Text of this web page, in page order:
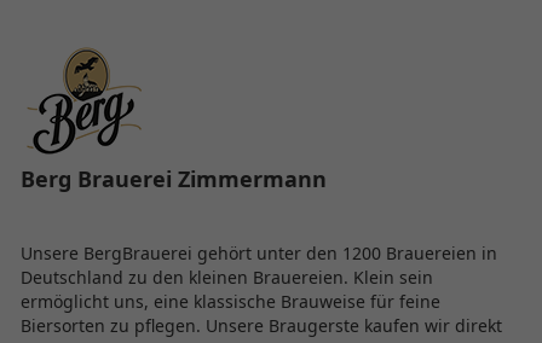
Berg Brauerei Zimmermann
Unsere BergBrauerei gehört unter den 1200 Brauereien in
Deutschland zu den kleinen Brauereien. Klein sein
ermöglicht uns, eine klassische Brauweise für feine
Biersorten zu pflegen. Unsere Braugerste kaufen wir direkt